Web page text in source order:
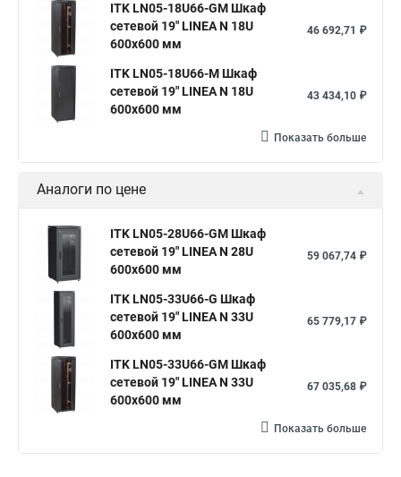
ITK LN05-18U66-GM Шкаф
сетевой 19" LINEA N 18U
600х600 мм
46 692,71 ₽
ITK LN05-18U66-M Шкаф
сетевой 19" LINEA N 18U
600х600 мм
43 434,10 ₽
Показать больше
Аналоги по цене
ITK LN05-28U66-GM Шкаф
сетевой 19" LINEA N 28U
600х600 мм
59 067,74 ₽
ITK LN05-33U66-G Шкаф
сетевой 19" LINEA N 33U
600х600 мм
65 779,17 ₽
ITK LN05-33U66-GM Шкаф
сетевой 19" LINEA N 33U
600х600 мм
67 035,68 ₽
Показать больше